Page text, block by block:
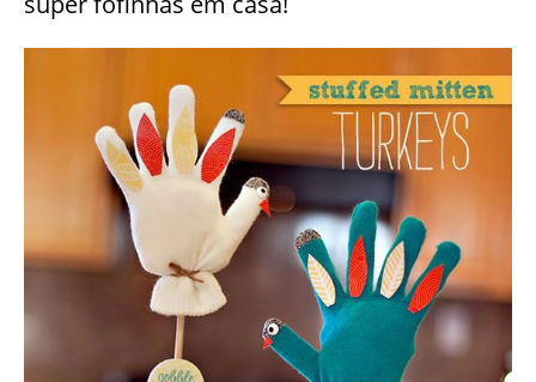
e faça também estas galinhas de tecido
super fofinhas em casa!